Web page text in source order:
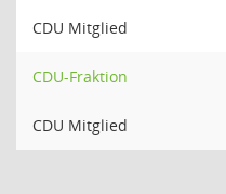
CDU Mitglied
CDU-Fraktion
CDU Mitglied